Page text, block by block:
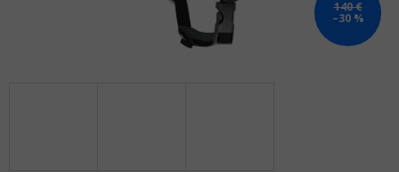
140 €
–30 %